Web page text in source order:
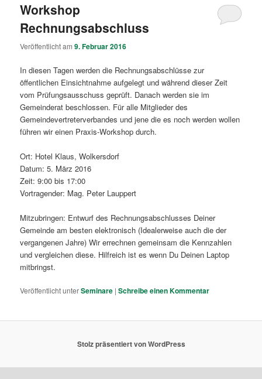
Workshop
Rechnungsabschluss
Veröffentlicht am9. Februar 2016
In diesen Tagen werden die Rechnungsabschlüsse zur
öffentlichen Einsichtnahme aufgelegt und während dieser Zeit
vom Prüfungsausschuss geprüft. Danach werden sie im
Gemeinderat beschlossen. Für alle Mitglieder des
Gemeindevertreterverbandes und jene die es noch werden wollen
führen wir einen Praxis-Workshop durch.
Ort: Hotel Klaus, Wolkersdorf
Datum: 5. März 2016
Zeit: 9:00 bis 17:00
Vortragender: Mag. Peter Lauppert
Mitzubringen: Entwurf des Rechnungsabschlusses Deiner
Gemeinde am besten elektronisch (Idealerweise auch die der
vergangenen Jahre) Wir errechnen gemeinsam die Kennzahlen
und vergleichen diese. Hilfreich ist es wenn Du Deinen Laptop
mitbringst.
Veröffentlicht unterSeminare |Schreibe einen Kommentar
Stolz präsentiert von WordPress